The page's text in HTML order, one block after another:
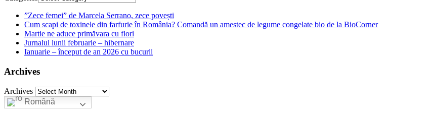
”Zece femei” de Marcela Serrano, zece povești
Cum scapi de toxinele din farfurie în România? Comandă un amestec de legume congelate bio de la BioCorner
Martie ne aduce primăvara cu flori
Jurnalul lunii februarie – hibernare
Ianuarie – început de an 2026 cu bucurii
Archives
Archives
Română